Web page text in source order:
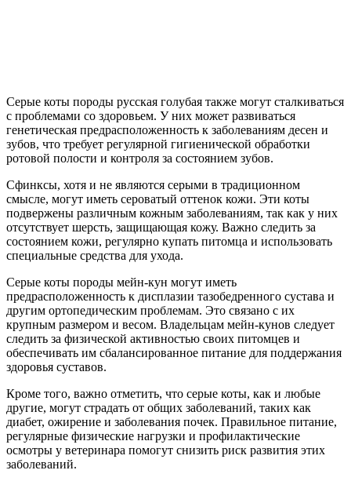
Серые коты породы русская голубая также могут сталкиваться
с проблемами со здоровьем. У них может развиваться
генетическая предрасположенность к заболеваниям десен и
зубов, что требует регулярной гигиенической обработки
ротовой полости и контроля за состоянием зубов.
Сфинксы, хотя и не являются серыми в традиционном
смысле, могут иметь сероватый оттенок кожи. Эти коты
подвержены различным кожным заболеваниям, так как у них
отсутствует шерсть, защищающая кожу. Важно следить за
состоянием кожи, регулярно купать питомца и использовать
специальные средства для ухода.
Серые коты породы мейн-кун могут иметь
предрасположенность к дисплазии тазобедренного сустава и
другим ортопедическим проблемам. Это связано с их
крупным размером и весом. Владельцам мейн-кунов следует
следить за физической активностью своих питомцев и
обеспечивать им сбалансированное питание для поддержания
здоровья суставов.
Кроме того, важно отметить, что серые коты, как и любые
другие, могут страдать от общих заболеваний, таких как
диабет, ожирение и заболевания почек. Правильное питание,
регулярные физические нагрузки и профилактические
осмотры у ветеринара помогут снизить риск развития этих
заболеваний.